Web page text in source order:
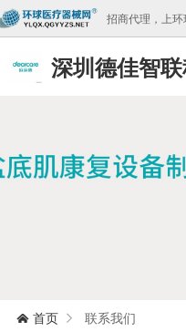
招商代理，上环
深圳德佳智
 首页  联系我们